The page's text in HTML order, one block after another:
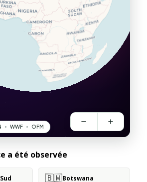
a été observée
🇧🇼Botswana